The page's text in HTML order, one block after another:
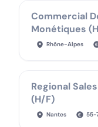
Commercial
Monétiques
Rhône-Alpes
Regional
(H/F)
Nantes 55-